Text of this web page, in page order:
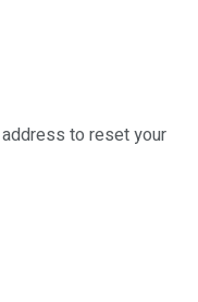
to reset your